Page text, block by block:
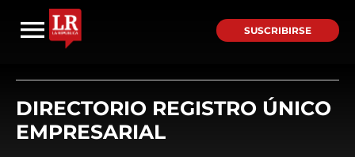
SUSCRIBIRSE
DIRECTORIO REGISTRO ÚNICO
EMPRESARIAL